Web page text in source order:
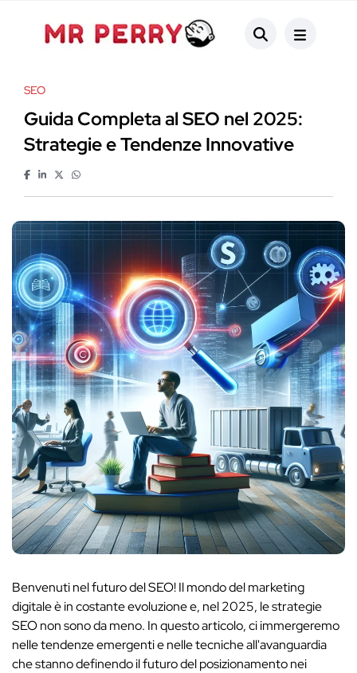
SEO
Guida Completa al SEO nel 2025:
Strategie e Tendenze Innovative
Benvenuti nel futuro del SEO! Il mondo del marketing
digitale è in costante evoluzione e, nel 2025, le strategie
SEO non sono da meno. In questo articolo, ci immergeremo
nelle tendenze emergenti e nelle tecniche all'avanguardia
che stanno definendo il futuro del posizionamento nei